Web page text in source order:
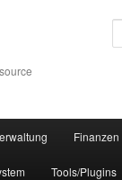
Finanzen
Tools/Plugins